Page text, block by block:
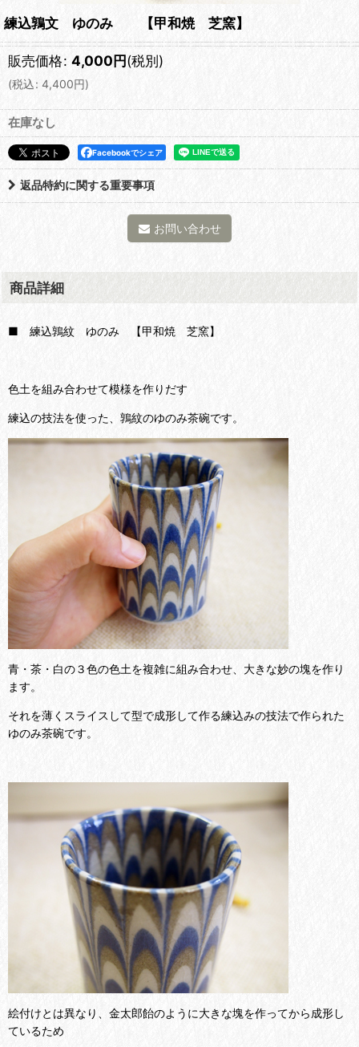
練込鶉文 ゆのみ 【甲和焼 芝窯】
販売価格: 4,000円(税別)
(税込: 4,400円)
在庫なし
Facebookでシェア
返品特約に関する重要事項
お問い合わせ
商品詳細
■ 練込鶉紋 ゆのみ 【甲和焼 芝窯】
色土を組み合わせて模様を作りだす
練込の技法を使った、鶉紋のゆのみ茶碗です。
青・茶・白の３色の色土を複雑に組み合わせ、大きな妙の塊を作り
ます。
それを薄くスライスして型で成形して作る練込みの技法で作られた
ゆのみ茶碗です。
絵付けとは異なり、金太郎飴のように大きな塊を作ってから成形し
ているため